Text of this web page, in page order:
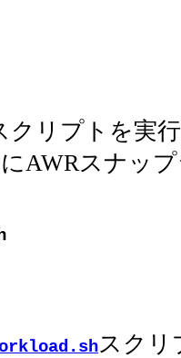
クリプトを実
AWRスナッ
スクリ